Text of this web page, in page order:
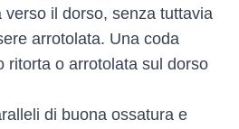
il dorso, senza tuttavia
arrotolata. Una coda
ritorta o arrotolata sul dorso
di buona ossatura e